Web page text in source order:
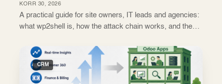
A practical guide for site owners, IT leads and agencies:
what wp2shell is, how the attack chain works, and the
already hit. Most WordPress security ...
KORR 30, 2026
CRM